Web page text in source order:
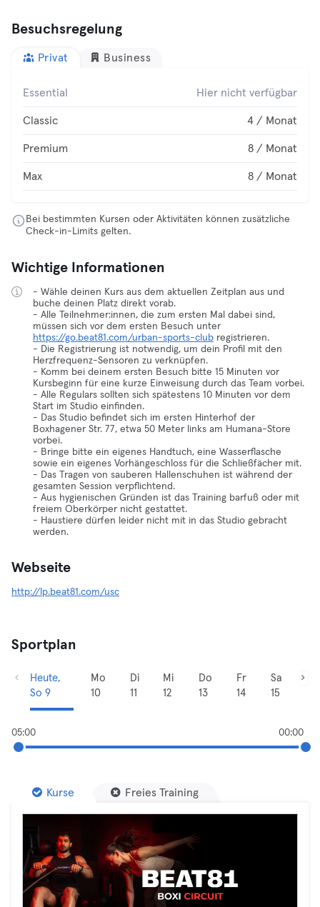
Besuchsregelung
Privat Business
Essential Hier nicht verfügbar
Classic 4 / Monat
Premium 8 / Monat
Max 8 / Monat
Bei bestimmten Kursen oder Aktivitäten können zusätzliche
Check-in-Limits gelten.
Wichtige Informationen
- Wähle deinen Kurs aus dem aktuellen Zeitplan aus und
buche deinen Platz direkt vorab.
- Alle Teilnehmer:innen, die zum ersten Mal dabei sind,
müssen sich vor dem ersten Besuch unter
https://go.beat81.com/urban-sports-club registrieren.
- Die Registrierung ist notwendig, um dein Profil mit den
Herzfrequenz-Sensoren zu verknüpfen.
- Komm bei deinem ersten Besuch bitte 15 Minuten vor
Kursbeginn für eine kurze Einweisung durch das Team vorbei.
- Alle Regulars sollten sich spätestens 10 Minuten vor dem
Start im Studio einfinden.
- Das Studio befindet sich im ersten Hinterhof der
Boxhagener Str. 77, etwa 50 Meter links am Humana-Store
vorbei.
- Bringe bitte ein eigenes Handtuch, eine Wasserflasche
sowie ein eigenes Vorhängeschloss für die Schließfächer mit.
- Das Tragen von sauberen Hallenschuhen ist während der
gesamten Session verpflichtend.
- Aus hygienischen Gründen ist das Training barfuß oder mit
freiem Oberkörper nicht gestattet.
- Haustiere dürfen leider nicht mit in das Studio gebracht
werden.
Webseite
http://lp.beat81.com/usc
Sportplan
Heute,
So 9
Mo
10
Di
11
Mi
12
Do
13
Fr
14
Sa
15
05:00 00:00
Kurse Freies Training